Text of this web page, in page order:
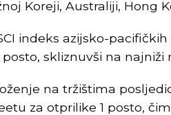
Koreji, Australiji, Hong
indeks azijsko-
skliznuvši na najniži
na tržištima
za otprilike 1 posto,